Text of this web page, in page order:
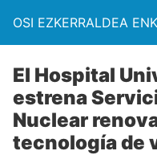
OSI EZKERRALDEA
El Hospital
estrena
Nuclear
tecnología de